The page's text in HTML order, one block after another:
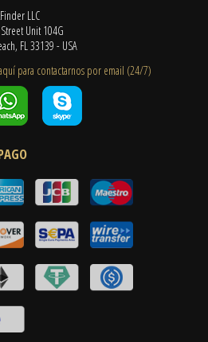
LLC
Unit 104G
FL 33139 - USA
para contactarnos por email ​(24/7)